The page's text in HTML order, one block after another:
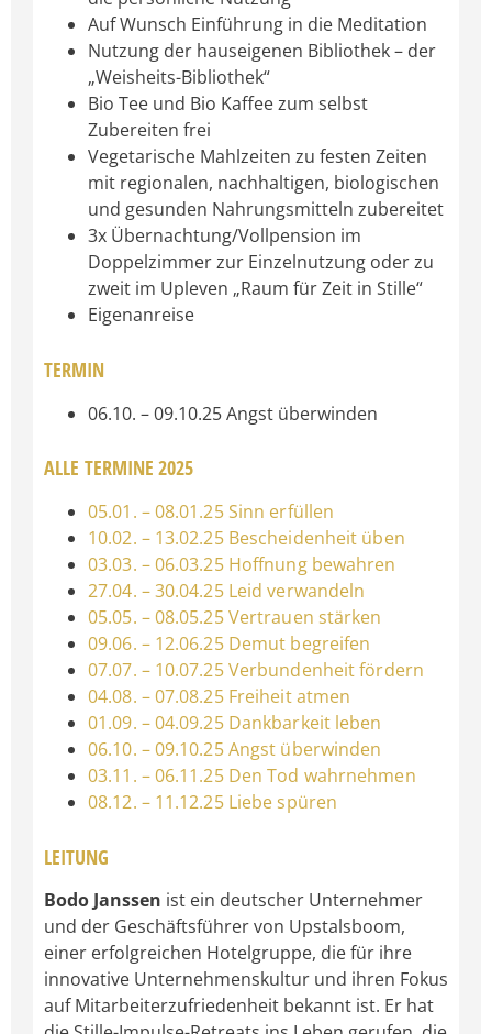
Auf Wunsch Einführung in die Meditation
Nutzung der hauseigenen Bibliothek – der
„Weisheits-Bibliothek“
Bio Tee und Bio Kaffee zum selbst
Zubereiten frei
Vegetarische Mahlzeiten zu festen Zeiten
mit regionalen, nachhaltigen, biologischen
und gesunden Nahrungsmitteln zubereitet
3x Übernachtung/Vollpension im
Doppelzimmer zur Einzelnutzung oder zu
zweit im Upleven „Raum für Zeit in Stille“
Eigenanreise
TERMIN
06.10. – 09.10.25 Angst überwinden
ALLE TERMINE 2025
05.01. – 08.01.25 Sinn erfüllen
10.02. – 13.02.25 Bescheidenheit üben
03.03. – 06.03.25 Hoffnung bewahren
27.04. – 30.04.25 Leid verwandeln
05.05. – 08.05.25 Vertrauen stärken
09.06. – 12.06.25 Demut begreifen
07.07. – 10.07.25 Verbundenheit fördern
04.08. – 07.08.25 Freiheit atmen
01.09. – 04.09.25 Dankbarkeit leben
06.10. – 09.10.25 Angst überwinden
03.11. – 06.11.25 Den Tod wahrnehmen
08.12. – 11.12.25 Liebe spüren
LEITUNG
Bodo Janssen ist ein deutscher Unternehmer
und der Geschäftsführer von Upstalsboom,
einer erfolgreichen Hotelgruppe, die für ihre
innovative Unternehmenskultur und ihren Fokus
auf Mitarbeiterzufriedenheit bekannt ist. Er hat